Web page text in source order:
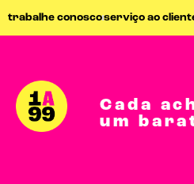
trabalhe conoscoserviço ao
Cada
um